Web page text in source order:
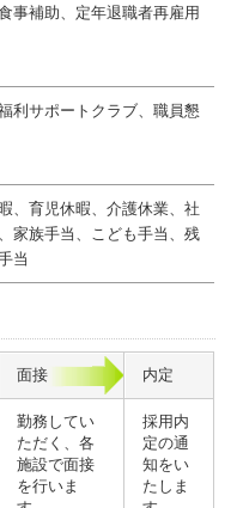
事補助、定年退職者再雇用
利サポートクラブ、職員懇
、育児休暇、介護休業、社
家族手当、こども手当、残
当
面接 内定
勤務してい
ただく、各
施設で面接
を行いま
採用内
定の通
知をい
たしま